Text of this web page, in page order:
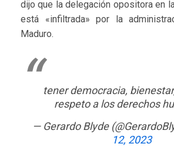
dijo que la delegación opositora en
está «infiltrada» por la
Maduro.
tener democracia,
respeto a los derechos
— Gerardo Blyde
12, 2023